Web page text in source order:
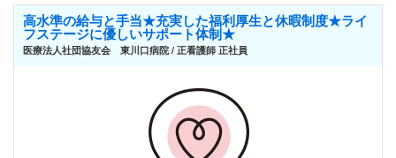
高水準の給与と手当★充実した福利厚生と休暇制度★ライ
フステージに優しいサポート体制★
医療法人社団協友会 東川口病院 / 正看護師 正社員